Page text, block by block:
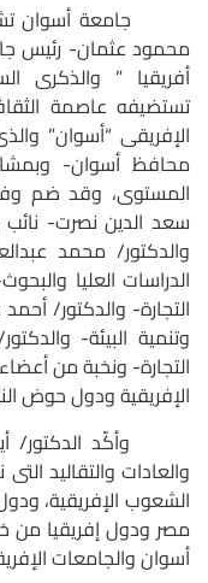
جامعة أسوان
محمود عثمان- رئيس
أفريقيا ” والذكرى
تستضيفه عاصمة
الإفريقى “أسوان”
محافظ أسوان-
المستوى، وقد ضم
سعد الدين نصرت- نائب
والدكتور/ محمد
الدراسات العليا
التجارة- والدكتور/
وتنمية البيئة-
التجارة- ونخبة من
الإفريقية ودول حوض
وأكّد الدكتور/
والعادات والتقاليد
الشعوب الإفريقية،
مصر ودول إفريقيا من
أسوان والجامعات